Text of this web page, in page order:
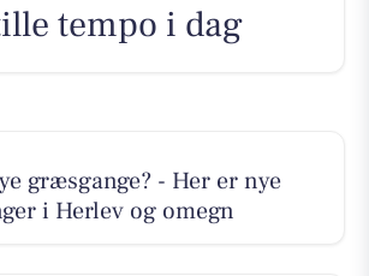
tempo i dag
græsgange? - Her er nye
i Herlev og omegn